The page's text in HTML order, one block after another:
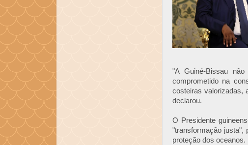
"A Guiné-Bissau
comprometido na
costeiras valorizadas,
declarou.
O Presidente
"transformação justa",
proteção dos oceanos.